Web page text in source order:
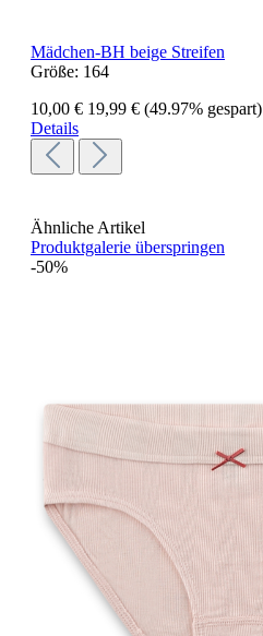
Mädchen-BH beige Streifen
Größe: 164
10,00 € 19,99 € (49.97% gespart)
Details
Ähnliche Artikel
Produktgalerie überspringen
-50%